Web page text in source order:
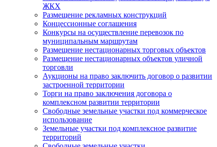
ЖКХ
Размещение рекламных конструкций
Концессионные соглашения
Конкурсы на осуществление перевозок по
муниципальным маршрутам
Размещение нестационарных торговых объектов
Размещение нестационарных объектов уличной
торговли
Аукционы на право заключить договор о развитии
застроенной территории
Торги на право заключения договора о
комплексном развитии территории
Свободные земельные участки под коммерческое
использование
Земельные участки под комплексное развитие
территорий